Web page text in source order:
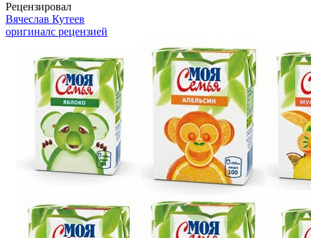
Рецензировал
Вячеслав Кутеев
оригиналс рецензией